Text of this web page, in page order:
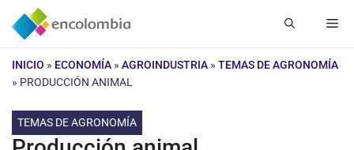
Saltar
INICIO » ECONOMÍA » AGROINDUSTRIA » TEMAS DE AGRONOMÍA
» PRODUCCIÓN ANIMAL
TEMAS DE AGRONOMÍA